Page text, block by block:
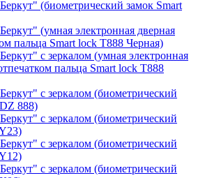
(биометрический замок Smart
(умная электронная дверная
пальца Smart lock T888 Черная)
с зеркалом (умная электронная
пальца Smart lock T888
с зеркалом (биометрический
888)
с зеркалом (биометрический
с зеркалом (биометрический
с зеркалом (биометрический